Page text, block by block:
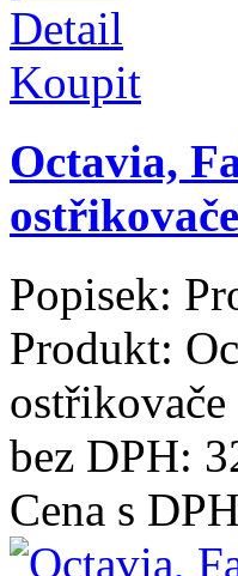
Detail
Koupit
Octavia,
ostřikovače
Popisek:
Produkt:
ostřikovače
bez DPH:
Cena s